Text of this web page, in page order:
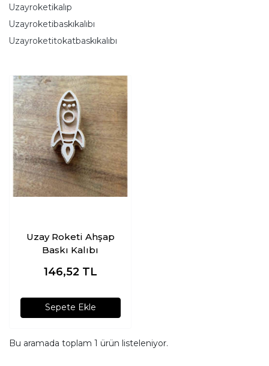
Uzayroketikalıp
Uzayroketibaskıkalıbı
Uzayroketitokatbaskıkalıbı
Uzay Roketi Ahşap
Baskı Kalıbı
146,52 TL
Sepete Ekle
Bu aramada toplam 1 ürün listeleniyor.